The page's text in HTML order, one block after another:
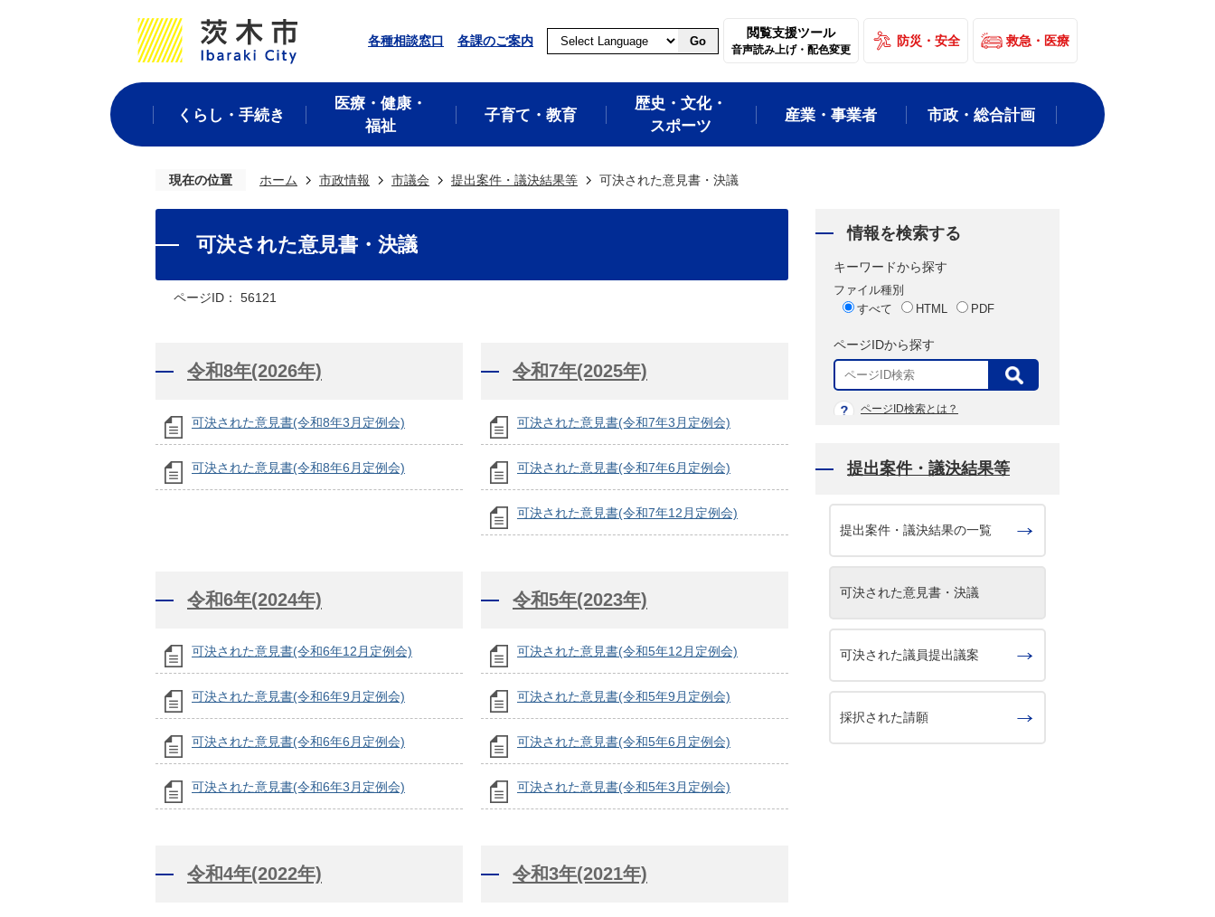
各種相談窓口 各課のご案内 Go
閲覧支援ツール
音声読み上げ・配色変更
防災・安全 救急・医療
くらし・手続き
医療・健康・
福祉
子育て・教育
歴史・文化・
スポーツ
産業・事業者 市政・総合計画
現在の位置 ホーム 市政情報 市議会 提出案件・議決結果等 可決された意見書・決議
可決された意見書・決議
ページID： 56121
令和8年(2026年)
可決された意見書(令和8年3月定例会)
可決された意見書(令和8年6月定例会)
令和7年(2025年)
可決された意見書(令和7年3月定例会)
可決された意見書(令和7年6月定例会)
可決された意見書(令和7年12月定例会)
令和6年(2024年)
可決された意見書(令和6年12月定例会)
可決された意見書(令和6年9月定例会)
可決された意見書(令和6年6月定例会)
可決された意見書(令和6年3月定例会)
令和5年(2023年)
可決された意見書(令和5年12月定例会)
可決された意見書(令和5年9月定例会)
可決された意見書(令和5年6月定例会)
可決された意見書(令和5年3月定例会)
令和4年(2022年) 令和3年(2021年)
情報を検索する
キーワードから探す
ファイル種別
すべて
HTML PDF
ページIDから探す
表
ページID検索とは？
提出案件・議決結果等
提出案件・議決結果の一覧
可決された意見書・決議
可決された議員提出議案
採択された請願